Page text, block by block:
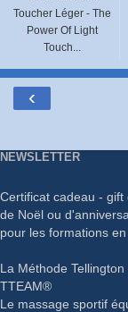
Toucher Léger - The
Power Of Light
Touch...
‹
NEWSLETTER
Certificat cadeau -
de Noël ou
pour les formations en
La Méthode
TTEAM®
Le massage sportif